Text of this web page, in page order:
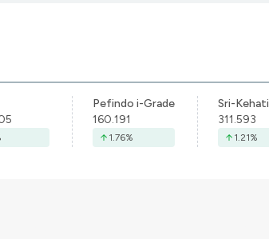
Pefindo i-Grade
160.191
1.76%
Sri-Kehati
311.593
1.21%